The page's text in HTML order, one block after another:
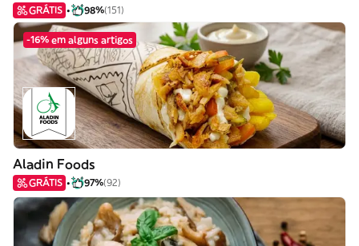
GRÁTIS 98%(151)
-16% em alguns artigos
Aladin Foods
GRÁTIS 97%(92)